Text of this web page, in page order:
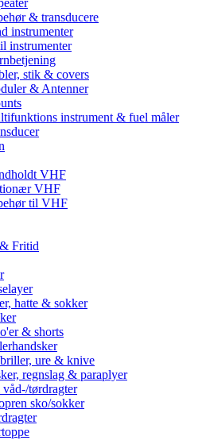
& transducere
instrumenter
instrumenter
stik & covers
& Antenner
instrument & fuel måler
VHF
VHF
til VHF
Fritid
hatte & sokker
& shorts
ure & knive
regnslag & paraplyer
tørdragter
sko/sokker